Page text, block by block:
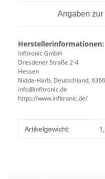
Angaben
Herstellerinformationen:
Infitronic GmbH
Dresdener Straße 2-4
Hessen
Nidda-Harb, Deutschland,
info@infitronic.de
https://www.infitronic.de/
Produkteigenschaft
Wert
Artikelgewicht: